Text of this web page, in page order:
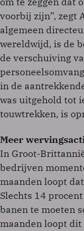
voorbij zijn”, zegt
algemeen
wereldwijd, is de
de verschuiving
in de
was uitgehold tot
touwtrekken, is
Meer
In Groot-
bedrijven
maanden loopt
Slechts 14
banen te moeten
maanden loopt